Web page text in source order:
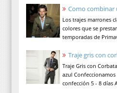
Como combinar
Los trajes marrones
colores que se
temporadas de
Traje gris con
Traje Gris con
azul
confección 5 - 8 días